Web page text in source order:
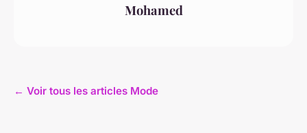
Mohamed
← Voir tous les articles Mode